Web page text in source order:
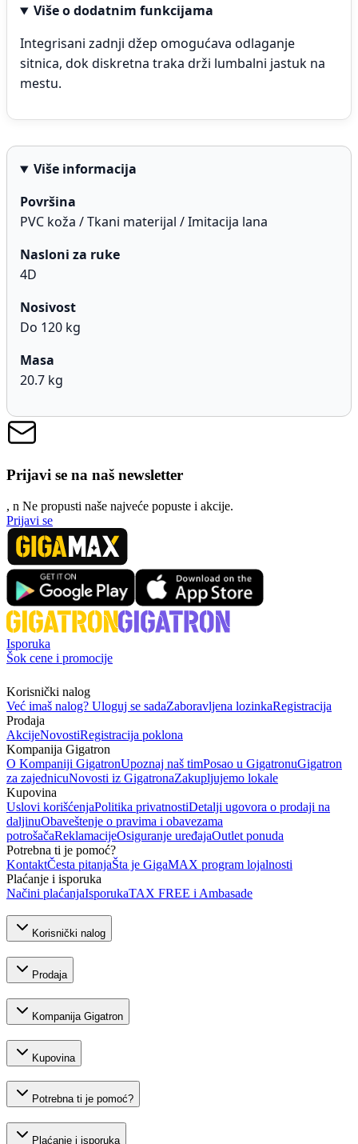
Više o dodatnim funkcijama
Integrisani zadnji džep omogućava odlaganje
sitnica, dok diskretna traka drži lumbalni jastuk na
mestu.
Više informacija
Površina
PVC koža / Tkani materijal / Imitacija lana
Nasloni za ruke
4D
Nosivost
Do 120 kg
Masa
20.7 kg
Prijavi se na naš newsletter
, n Ne propusti naše najveće popuste i akcije.
Prijavi se
Isporuka
Šok cene i promocije
Korisnički nalog
Već imaš nalog? Uloguj se sadaZaboravljena lozinkaRegistracija
Prodaja
AkcijeNovostiRegistracija poklona
Kompanija Gigatron
O Kompaniji GigatronUpoznaj naš timPosao u GigatronuGigatron
za zajednicuNovosti iz GigatronaZakupljujemo lokale
Kupovina
Uslovi korišćenjaPolitika privatnostiDetalji ugovora o prodaji na
daljinuObaveštenje o pravima i obavezama
potrošačaReklamacijeOsiguranje uređajaOutlet ponuda
Potrebna ti je pomoć?
KontaktČesta pitanjaŠta je GigaMAX program lojalnosti
Plaćanje i isporuka
Načini plaćanjaIsporukaTAX FREE i Ambasade
Korisnički nalog
Prodaja
Kompanija Gigatron
Kupovina
Potrebna ti je pomoć?
Plaćanje i isporuka